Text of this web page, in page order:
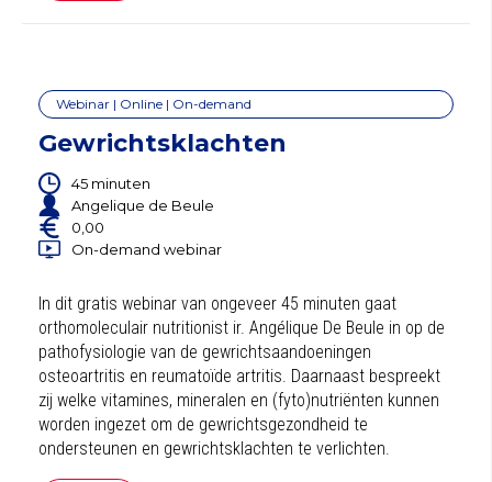
Webinar | Online | On-demand
Gewrichtsklachten
45 minuten
Angelique de Beule
0,00
On-demand webinar
In dit gratis webinar van ongeveer 45 minuten gaat
orthomoleculair nutritionist ir. Angélique De Beule in op de
pathofysiologie van de gewrichtsaandoeningen
osteoartritis en reumatoïde artritis. Daarnaast bespreekt
zij welke vitamines, mineralen en (fyto)nutriënten kunnen
worden ingezet om de gewrichtsgezondheid te
ondersteunen en gewrichtsklachten te verlichten.